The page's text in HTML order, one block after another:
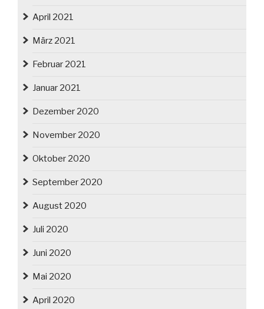
April 2021
März 2021
Februar 2021
Januar 2021
Dezember 2020
November 2020
Oktober 2020
September 2020
August 2020
Juli 2020
Juni 2020
Mai 2020
April 2020